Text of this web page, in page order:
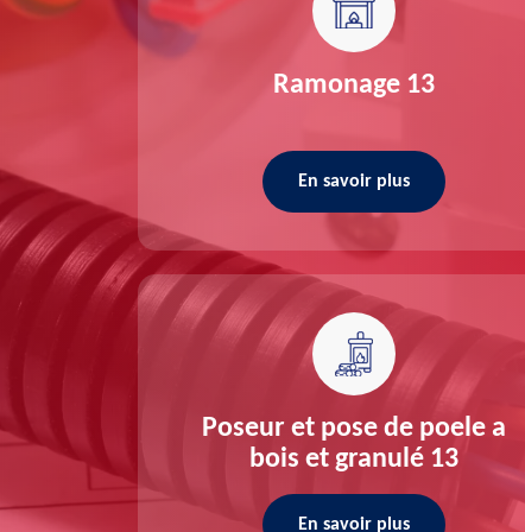
13
13
Ramonage 13
En savoir plus
Poseur et pose de poele a
bois et granulé 13
En savoir plus